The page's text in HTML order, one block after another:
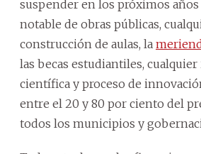
suspender en los próximos
notable de obras públicas,
construcción de aulas, la
las becas estudiantiles,
científica y proceso de
entre el 20 y 80 por ciento del
todos los municipios y